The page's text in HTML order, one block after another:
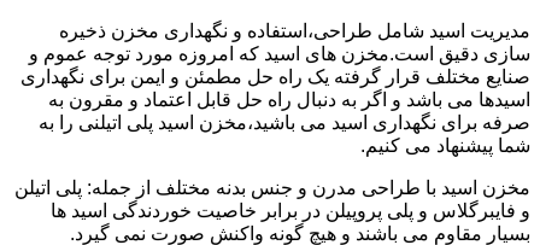
مدیریت اسید شامل طراحی،استفاده و نگهداری مخزن ذخیره
سازی دقیق است.مخزن های اسید که امروزه مورد توجه عموم و
صنایع مختلف قرار گرفته یک راه حل مطمئن و ایمن برای نگهداری
اسیدها می باشد و اگر به دنبال راه حل قابل اعتماد و مقرون به
صرفه برای نگهداری اسید می باشید،مخزن اسید پلی اتیلنی را به
شما پیشنهاد می کنیم.
مخزن اسید با طراحی مدرن و جنس بدنه مختلف از جمله: پلی اتیلن
و فایبرگلاس و پلی پروپیلن در برابر خاصیت خوردندگی اسید ها
بسیار مقاوم می باشند و هیچ گونه واکنش صورت نمی گیرد.